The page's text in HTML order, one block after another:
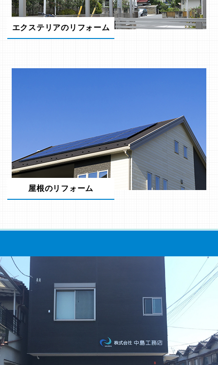
エクステリアのリフォーム
屋根のリフォーム